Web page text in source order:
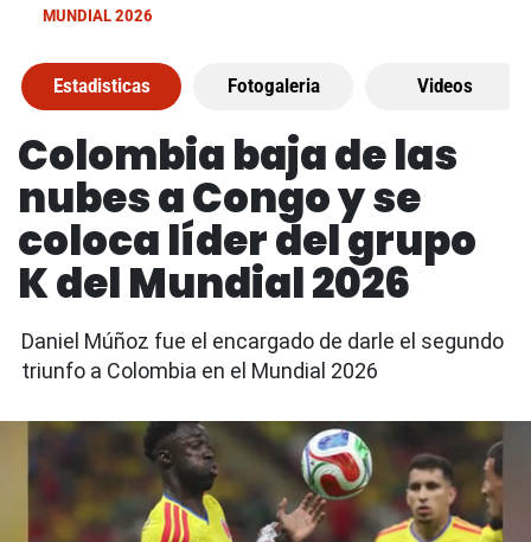
MUNDIAL 2026
Estadisticas Fotogaleria Videos
Colombia baja de las
nubes a Congo y se
coloca líder del grupo
K del Mundial 2026
Daniel Múñoz fue el encargado de darle el segundo
triunfo a Colombia en el Mundial 2026